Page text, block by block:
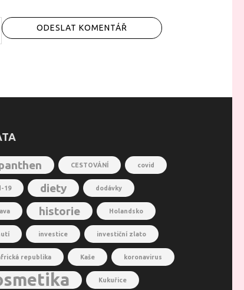
CESTOVÁNÍ covid
19 diety dodávky
historie Holandsko
investice investiční zlato
republika Kaše koronavirus
Kukuřice